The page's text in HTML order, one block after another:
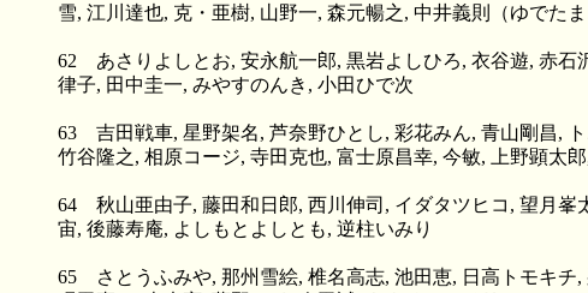
雪, 江川達也, 克・亜樹, 山野一, 森元暢之, 中井義則（ゆでたま
62 あさりよしとお, 安永航一郎, 黒岩よしひろ, 衣谷遊, 赤石
律子, 田中圭一, みやすのんき, 小田ひで次
63 吉田戦車, 星野架名, 芦奈野ひとし, 彩花みん, 青山剛昌,
竹谷隆之, 相原コージ, 寺田克也, 富士原昌幸, 今敏, 上野顕太
64 秋山亜由子, 藤田和日郎, 西川伸司, イダタツヒコ, 望月峯
宙, 後藤寿庵, よしもとよしとも, 逆柱いみり
65 さとうふみや, 那州雪絵, 椎名高志, 池田恵, 日高トモキチ